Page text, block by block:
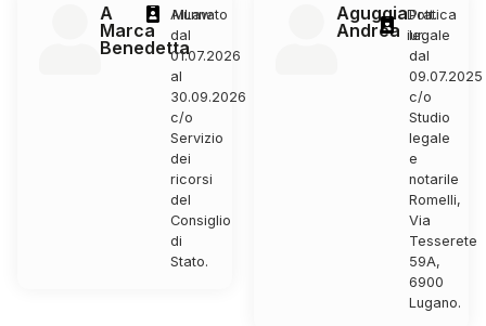
A
Marca
Benedetta
MLaw
Alunnato
dal
01.07.2026
al
30.09.2026
c/o
Servizio
dei
ricorsi
del
Consiglio
di
Stato.
Aguggia
Andrea
Dott.
iur.
Pratica
legale
dal
09.07.2025
c/o
Studio
legale
e
notarile
Romelli,
Via
Tesserete
59A,
6900
Lugano.